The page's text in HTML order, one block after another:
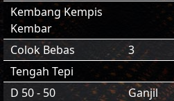
Kembang Kempis
Kembar
Colok Bebas 3
Tengah Tepi
D 50 - 50
Ganjil